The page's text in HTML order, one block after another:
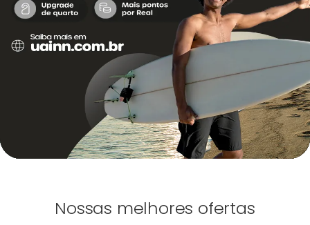
Nossas melhores ofertas